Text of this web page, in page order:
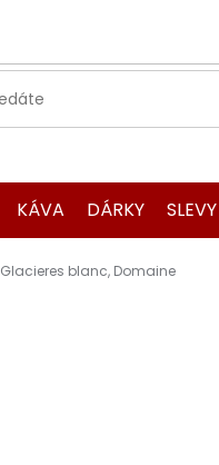
KÁVA DÁRKY SLEVY
Glacieres blanc, Domaine